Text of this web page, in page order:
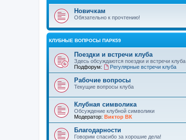
Новичкам
Обязательно к прочтению!
КЛУБНЫЕ ВОПРОСЫ ПАРК59
Поездки и встречи клуба
Здесь обсуждаются поездки и встречи клуба
Подфорум:
Регулярные встречи клуба
Рабочие вопросы
Текущие вопросы клуба
Клубная символика
Обсуждение клубной символики
Модератор: Виктор ВК
Благодарности
Говорим спасибо за хорошие дела!